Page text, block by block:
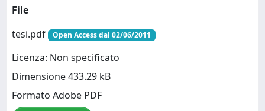
File
tesi.pdf
Open Access dal 02/06/2011
Licenza: Non specificato
Dimensione 433.29 kB
Formato Adobe PDF